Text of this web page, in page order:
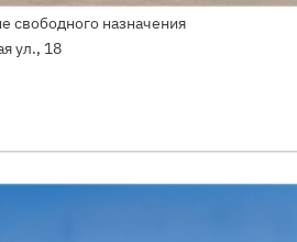
свободного назначения
ул., 18